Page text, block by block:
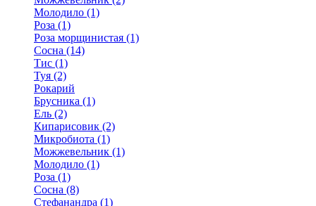
Молодило (1)
Роза (1)
Роза морщинистая (1)
Сосна (14)
Тис (1)
Туя (2)
Рокарий
Брусника (1)
Ель (2)
Кипарисовик (2)
Микробиота (1)
Можжевельник (1)
Молодило (1)
Роза (1)
Сосна (8)
Стефанандра (1)